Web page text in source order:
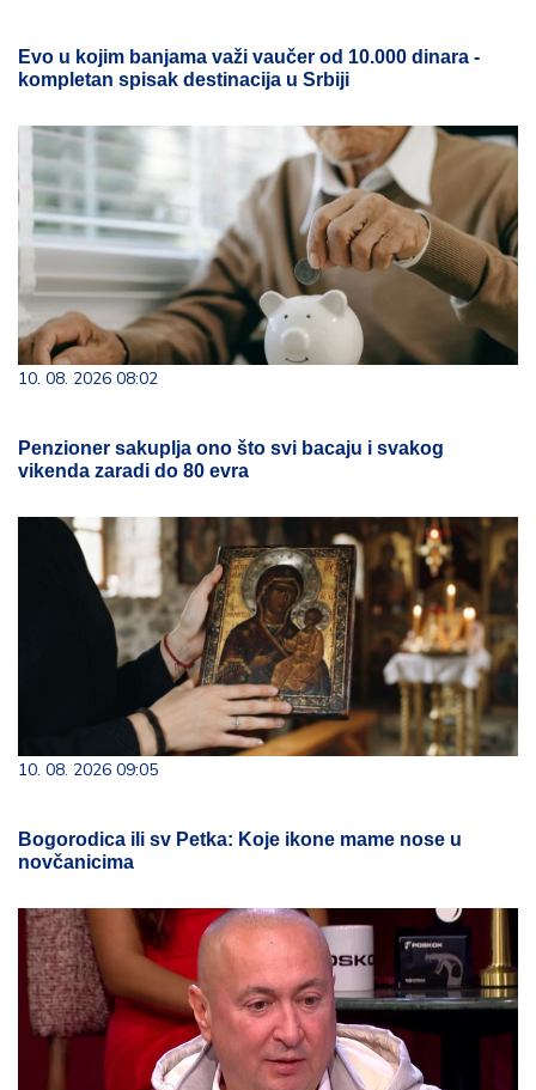
Evo u kojim banjama važi vaučer od 10.000 dinara -
kompletan spisak destinacija u Srbiji
10. 08. 2026 08:02
Penzioner sakuplja ono što svi bacaju i svakog
vikenda zaradi do 80 evra
10. 08. 2026 09:05
Bogorodica ili sv Petka: Koje ikone mame nose u
novčanicima